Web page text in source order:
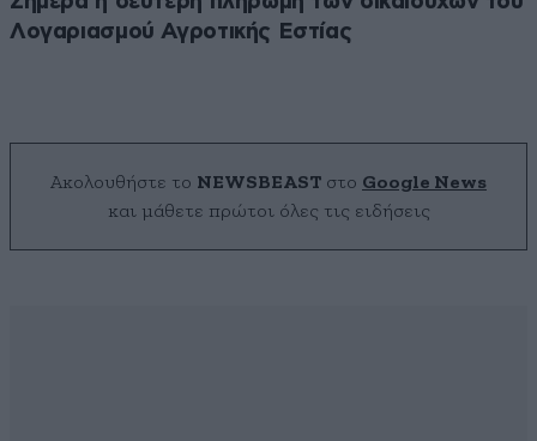
Λογαριασμού Αγροτικής Εστίας
Ακολουθήστε το NEWSBEAST στο Google News
και μάθετε πρώτοι όλες τις ειδήσεις